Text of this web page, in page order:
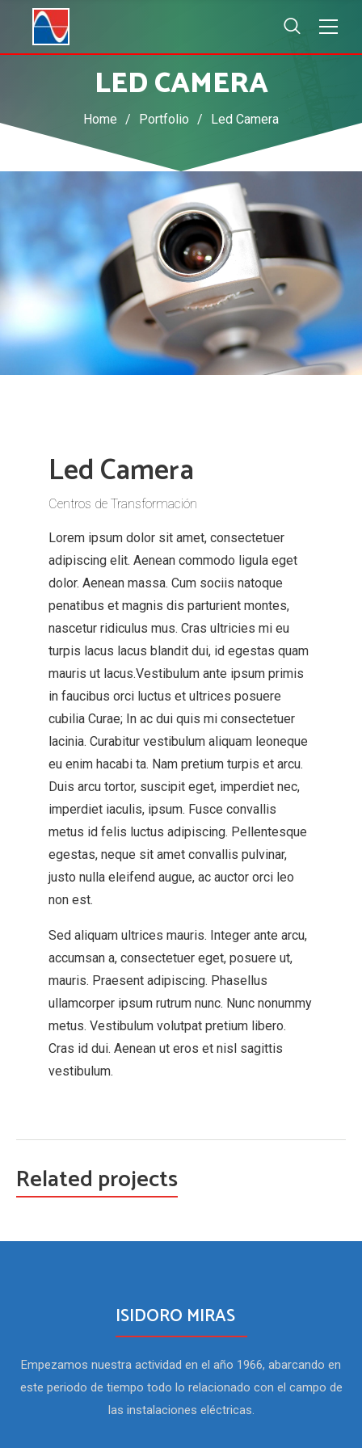
LED CAMERA
Home / Portfolio / Led Camera
Led Camera
Centros de Transformación
Lorem ipsum dolor sit amet, consectetuer
adipiscing elit. Aenean commodo ligula eget
dolor. Aenean massa. Cum sociis natoque
penatibus et magnis dis parturient montes,
nascetur ridiculus mus. Cras ultricies mi eu
turpis lacus lacus blandit dui, id egestas quam
mauris ut lacus.Vestibulum ante ipsum primis
in faucibus orci luctus et ultrices posuere
cubilia Curae; In ac dui quis mi consectetuer
lacinia. Curabitur vestibulum aliquam leoneque
eu enim hacabi ta. Nam pretium turpis et arcu.
Duis arcu tortor, suscipit eget, imperdiet nec,
imperdiet iaculis, ipsum. Fusce convallis
metus id felis luctus adipiscing. Pellentesque
egestas, neque sit amet convallis pulvinar,
justo nulla eleifend augue, ac auctor orci leo
non est.
Sed aliquam ultrices mauris. Integer ante arcu,
accumsan a, consectetuer eget, posuere ut,
mauris. Praesent adipiscing. Phasellus
ullamcorper ipsum rutrum nunc. Nunc nonummy
metus. Vestibulum volutpat pretium libero.
Cras id dui. Aenean ut eros et nisl sagittis
vestibulum.
Related projects
ISIDORO MIRAS
Empezamos nuestra actividad en el año 1966, abarcando en
este periodo de tiempo todo lo relacionado con el campo de
las instalaciones eléctricas.